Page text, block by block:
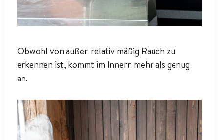
Obwohl von außen relativ mäßig Rauch zu
erkennen ist, kommt im Innern mehr als genug
an.